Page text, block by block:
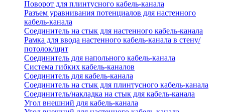
Поворот для плинтусного кабель-канала
Разъем уравнивания потенциалов для настенного
кабель-канала
Соединитель на стык для настенного кабель-канала
Рамка для ввода настенного кабель-канала в стену/
потолок/щит
Соединитель для напольного кабель-канала
Система гибких кабель-каналов
Соединитель для кабель-канала
Соединитель на стык для плинтусного кабель-канала
Соединитель/накладка на стык для кабель-канала
Угол внешний для кабель-канала